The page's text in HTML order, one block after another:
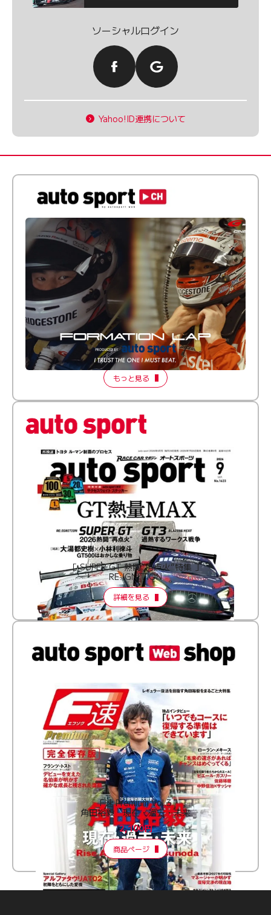
ソーシャルログイン
Yahoo!ID連携について
倒す相手を、信じてる。小林利徠斗 × 野村勇斗
【FORMATION LAP Produced by auto sport】
2026 Episode 2
もっと見る
［ SUPER GT 熱闘“再点火”特集 ］
RE:IGNITION
詳細を見る
F速 Premium Vol.3
角田裕毅 現在・過去・未来
2,100円
商品ページ